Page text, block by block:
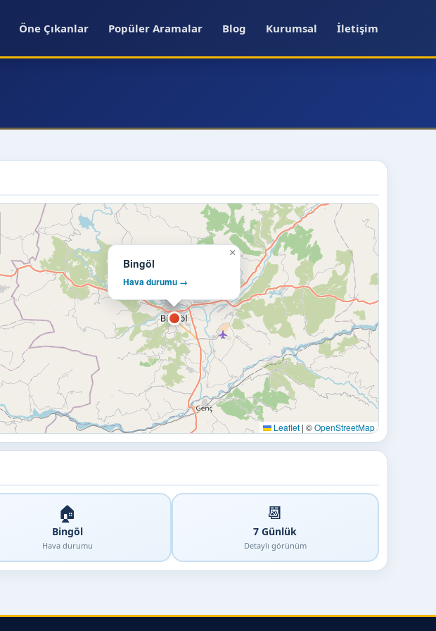
Öne Çıkanlar Popüler Aramalar Blog Kurumsal İletişim
Bingöl
Hava durumu →
×
Leaflet | ©OpenStreetMap
🏠
Bingöl
Hava durumu
📆
7 Günlük
Detaylı görünüm